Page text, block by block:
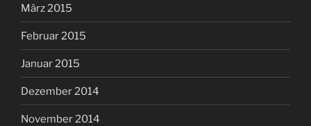
März 2015
Februar 2015
Januar 2015
Dezember 2014
November 2014